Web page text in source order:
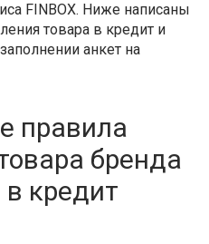
FINBOX. Ниже написаны
товара в кредит и
анкет на
правила
бренда
в кредит